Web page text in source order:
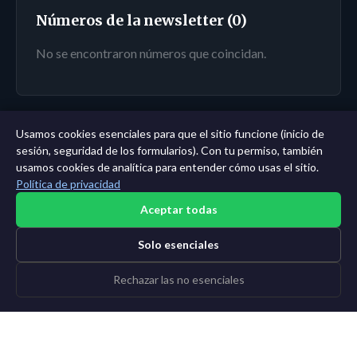
Números de la newsletter (0)
No se encontraron números que coincidan.
← Panel|Todas las entidades |Análisis de 11 años →
Usamos cookies esenciales para que el sitio funcione (inicio de
sesión, seguridad de los formularios). Con tu permiso, también
usamos cookies de analítica para entender cómo usas el sitio.
Política de privacidad
Aceptar todas
Solo esenciales
Rechazar las no esenciales